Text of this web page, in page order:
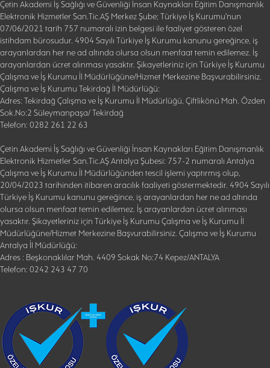
Çetin Akademi İş Sağlığı ve Güvenliği İnsan Kaynakları Eğitim Danışmanlık
Elektronik Hizmetler San.Tic.AŞ Merkez Şube; Türkiye İş Kurumu'nun
07/06/2021 tarih 757 numaralı izin belgesi ile faaliyet gösteren özel
istihdam bürosudur. 4904 Sayılı Türkiye İş Kurumu kanunu gereğince, iş
arayanlardan her ne ad altında olursa olsun menfaat temin edilemez. İş
arayanlardan ücret alınması yasaktır. Şikayetleriniz için Türkiye İş Kurumu
Çalışma ve İş Kurumu İl Müdürlüğüne/Hizmet Merkezine Başvurabilirsiniz.
Çalışma ve İş Kurumu Tekirdağ İl Müdürlüğü:
Adres: Tekirdağ Çalışma ve İş Kurumu İl Müdürlüğü, Çiftlikönü Mah. Özden
Sok.No:2 Süleymanpaşa/ Tekirdağ
Telefon: 0282 261 22 63
Çetin Akademi İş Sağlığı ve Güvenliği İnsan Kaynakları Eğitim Danışmanlık
Elektronik Hizmetler San.Tic.AŞ Antalya Şubesi: 757-2 numaralı Antalya
Çalışma ve İş Kurumu İl Müdürlüğünden tescil işlemi yaptırmış olup,
20/04/2023 tarihinden itibaren aracılık faaliyeti göstermektedir. 4904 Sayılı
Türkiye İş Kurumu kanunu gereğince, iş arayanlardan her ne ad altında
olursa olsun menfaat temin edilemez. İş arayanlardan ücret alınması
yasaktır. Şikayetleriniz için Türkiye İş Kurumu Çalışma ve İş Kurumu İl
Müdürlüğüne/Hizmet Merkezine Başvurabilirsiniz. Çalışma ve İş Kurumu
Antalya İl Müdürlüğü:
Adres : Beşkonaklılar Mah. 4409 Sokak No:74 Kepez/ANTALYA
Telefon: 0242 243 47 70